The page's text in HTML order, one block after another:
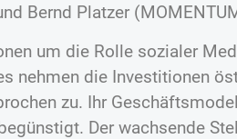
Bernd Platzer
um die Rolle sozialer
nehmen die Investitionen
zu. Ihr
Der wachsende